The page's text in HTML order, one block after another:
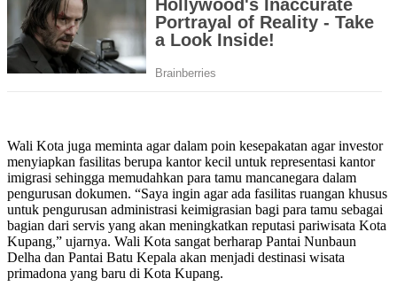
Wali Kota juga meminta agar dalam poin kesepakatan agar investor
menyiapkan fasilitas berupa kantor kecil untuk representasi kantor
imigrasi sehingga memudahkan para tamu mancanegara dalam
pengurusan dokumen. “Saya ingin agar ada fasilitas ruangan khusus
untuk pengurusan administrasi keimigrasian bagi para tamu sebagai
bagian dari servis yang akan meningkatkan reputasi pariwisata Kota
Kupang,” ujarnya. Wali Kota sangat berharap Pantai Nunbaun
Delha dan Pantai Batu Kepala akan menjadi destinasi wisata
primadona yang baru di Kota Kupang.